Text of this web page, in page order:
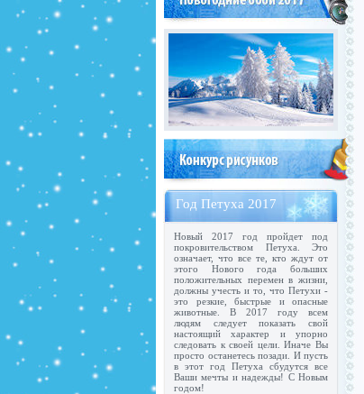
Год Петуха 2017
Новый 2017 год пройдет под
покровительством Петуха. Это
означает, что все те, кто ждут от
этого Нового года больших
положительных перемен в жизни,
должны учесть и то, что Петухи -
это резкие, быстрые и опасные
животные. В 2017 году всем
людям следует показать свой
настоящий характер и упорно
следовать к своей цели. Иначе Вы
просто останетесь позади. И пусть
в этот год Петуха сбудутся все
Ваши мечты и надежды! С Новым
годом!